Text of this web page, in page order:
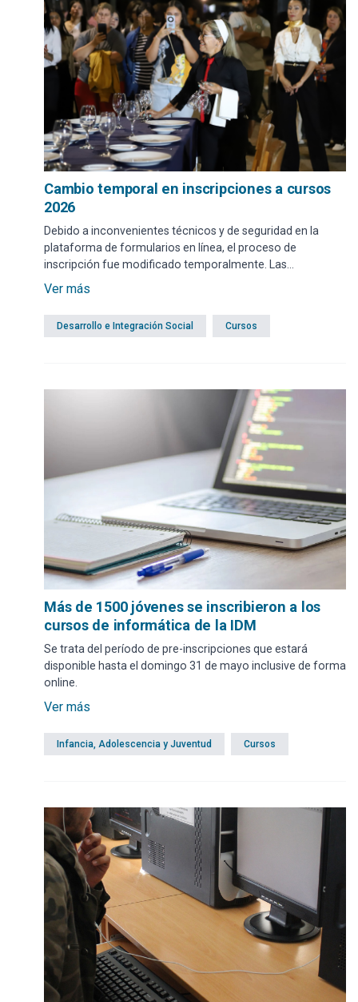
Cambio temporal en inscripciones a cursos
2026
Debido a inconvenientes técnicos y de seguridad en la
plataforma de formularios en línea, el proceso de
inscripción fue modificado temporalmente. Las
inscripciones deberán realizarse de forma presencial en
funcionario registrará la solicitud.
Ver más
Desarrollo e Integración Social Cursos
Más de 1500 jóvenes se inscribieron a los
cursos de informática de la IDM
Se trata del período de pre-inscripciones que estará
disponible hasta el domingo 31 de mayo inclusive de forma
online.
Ver más
Infancia, Adolescencia y Juventud Cursos